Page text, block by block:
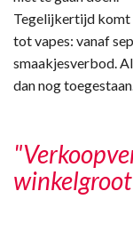
Tegelijkertijd komt
tot vapes: vanaf
smaakjesverbod.
dan nog toegestaan.